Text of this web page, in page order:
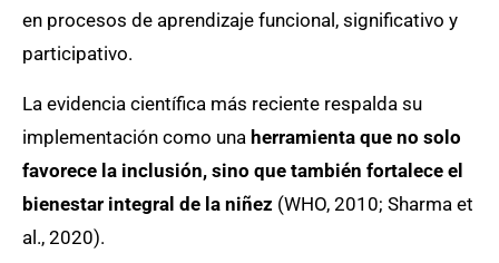
en procesos de aprendizaje funcional, significativo y
participativo.
La evidencia científica más reciente respalda su
implementación como una herramienta que no solo
favorece la inclusión, sino que también fortalece el
bienestar integral de la niñez (WHO, 2010; Sharma et
al., 2020).